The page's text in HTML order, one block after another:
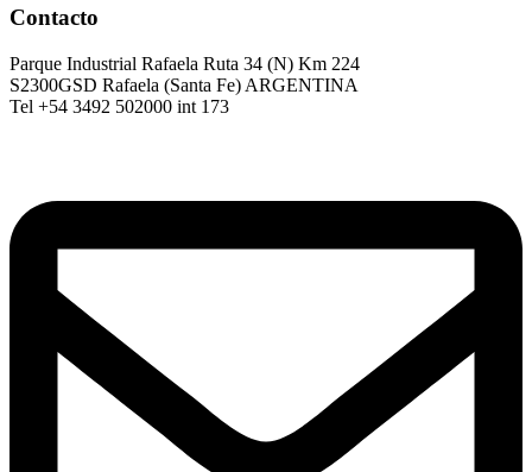
Contacto
Parque Industrial Rafaela Ruta 34 (N) Km 224
S2300GSD Rafaela (Santa Fe) ARGENTINA
Tel +54 3492 502000 int 173